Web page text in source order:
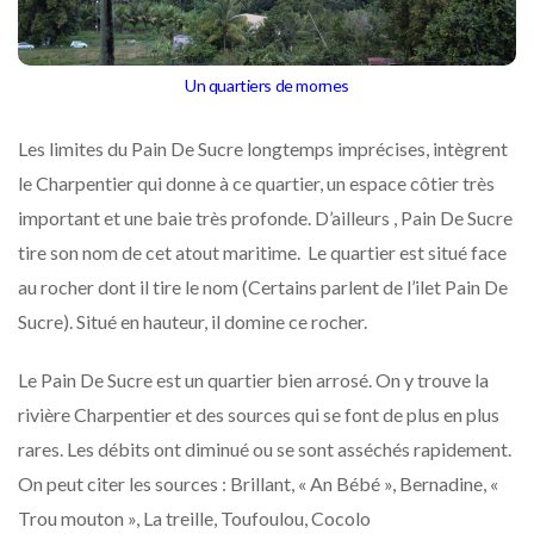
Un quartiers de mornes
Les limites du Pain De Sucre longtemps imprécises, intègrent
le Charpentier qui donne à ce quartier, un espace côtier très
important et une baie très profonde. D’ailleurs , Pain De Sucre
tire son nom de cet atout maritime. Le quartier est situé face
au rocher dont il tire le nom (Certains parlent de l’ilet Pain De
Sucre). Situé en hauteur, il domine ce rocher.
Le Pain De Sucre est un quartier bien arrosé. On y trouve la
rivière Charpentier et des sources qui se font de plus en plus
rares. Les débits ont diminué ou se sont asséchés rapidement.
On peut citer les sources : Brillant, « An Bébé », Bernadine, «
Trou mouton », La treille, Toufoulou, Cocolo